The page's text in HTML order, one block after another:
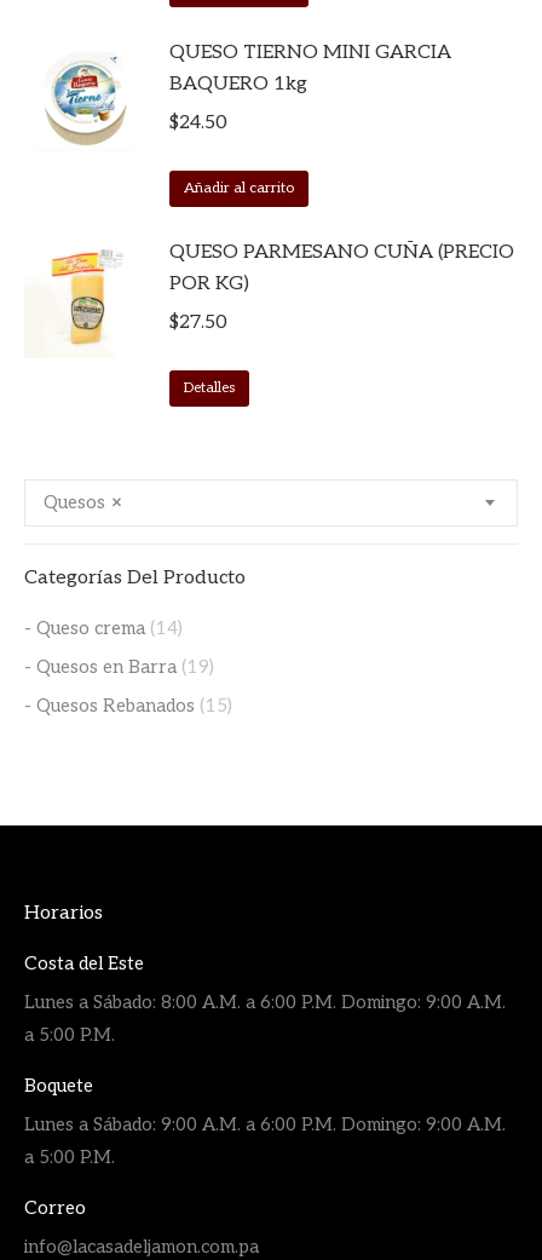
QUESO TIERNO MINI GARCIA
BAQUERO 1kg
$24.50
Añadir al carrito
QUESO PARMESANO CUÑA (PRECIO
POR KG)
$27.50
Detalles
×
Quesos
Categorías Del Producto
- Queso crema (14)
- Quesos en Barra (19)
- Quesos Rebanados (15)
Horarios
Costa del Este
Lunes a Sábado: 8:00 A.M. a 6:00 P.M. Domingo: 9:00 A.M.
a 5:00 P.M.
Boquete
Lunes a Sábado: 9:00 A.M. a 6:00 P.M. Domingo: 9:00 A.M.
a 5:00 P.M.
Correo
info@lacasadeljamon.com.pa